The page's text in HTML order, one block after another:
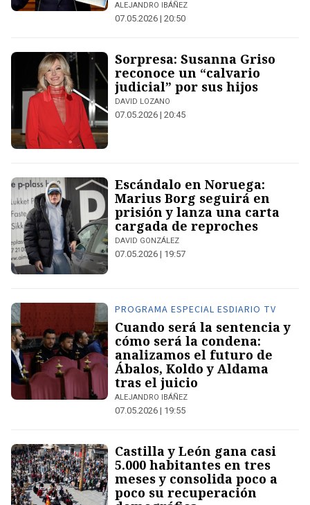
ALEJANDRO IBÁÑEZ
07.05.2026 | 20:50
Sorpresa: Susanna Griso
reconoce un “calvario
judicial” por sus hijos
DAVID LOZANO
07.05.2026 | 20:45
Escándalo en Noruega:
Marius Borg seguirá en
prisión y lanza una carta
cargada de reproches
DAVID GONZÁLEZ
07.05.2026 | 19:57
PROGRAMA ESPECIAL ESDIARIO TV
Cuando será la sentencia y
cómo será la condena:
analizamos el futuro de
Ábalos, Koldo y Aldama
tras el juicio
ALEJANDRO IBÁÑEZ
07.05.2026 | 19:55
Castilla y León gana casi
5.000 habitantes en tres
meses y consolida poco a
poco su recuperación